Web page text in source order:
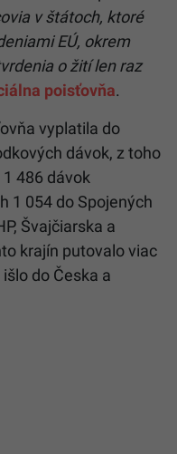
v štátoch, ktoré
EÚ, okrem
o žití len raz
poisťovňa.
vyplatila do
dávok, z toho
486 dávok
1 054 do Spojených
Švajčiarska a
krajín putovalo viac
do Česka a